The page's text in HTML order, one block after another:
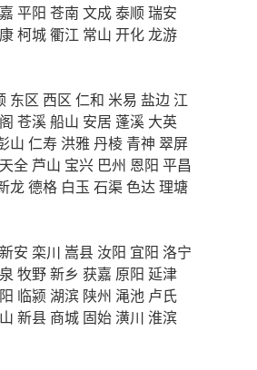
平阳 苍南 文成泰顺瑞安
柯城衢江 常山 开化龙游
东区 西区 仁和 米易 盐边 江
苍溪船山 安居 蓬溪 大英
山 仁寿 洪雅丹棱 青神 翠屏
天全 芦山 宝兴 巴州 恩阳 平昌
龙德格 白玉 石渠色达 理塘
新安 栾川 嵩县 汝阳 宜阳 洛宁
牧野新乡 获嘉 原阳 延津
临颍 湖滨 陕州 渑池 卢氏
新县 商城 固始潢川 淮滨